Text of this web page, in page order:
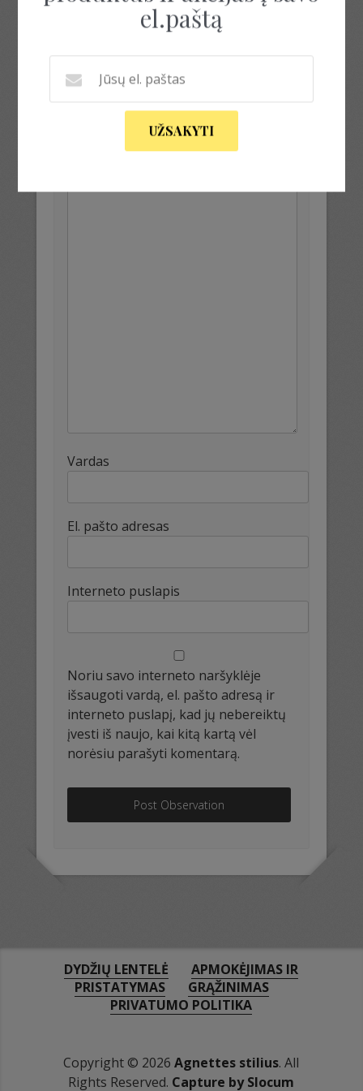
LEAVE YOUR OBSERVATION
Būtini laukeliai pažymėti
Vardas
El. pašto adresas
Interneto puslapis
Noriu savo interneto naršyklėje
išsaugoti vardą, el. pašto adresą ir
interneto puslapį, kad jų nebereiktų
įvesti iš naujo, kai kitą kartą vėl
norėsiu parašyti komentarą.
DYDŽIŲ LENTELĖ
APMOKĖJIMAS IR
PRISTATYMAS
GRĄŽINIMAS
PRIVATUMO POLITIKA
Copyright © 2026Agnettes stilius. All
Rights Reserved. Capture by Slocum
el.paštą
UŽSAKYTI